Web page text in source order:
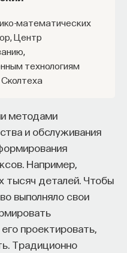
Центр
технологиям
методами
и обслуживания
Например,
тысяч деталей. Чтобы
выполняло свои
проектировать,
Традиционно
в силу того, что
выходят
делиться.
показано
начинать
которые вызывают
тоже
цепная
усиливается:
таких маленьких
возникли
там тоже было